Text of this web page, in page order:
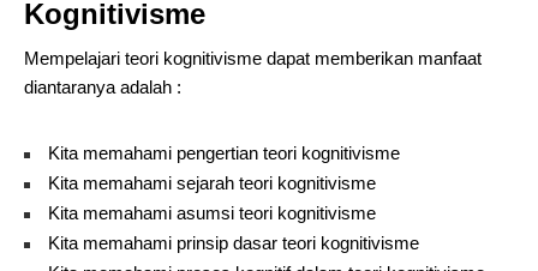
Kognitivisme
Mempelajari teori kognitivisme dapat memberikan manfaat
diantaranya adalah :
Kita memahami pengertian teori kognitivisme
Kita memahami sejarah teori kognitivisme
Kita memahami asumsi teori kognitivisme
Kita memahami prinsip dasar teori kognitivisme